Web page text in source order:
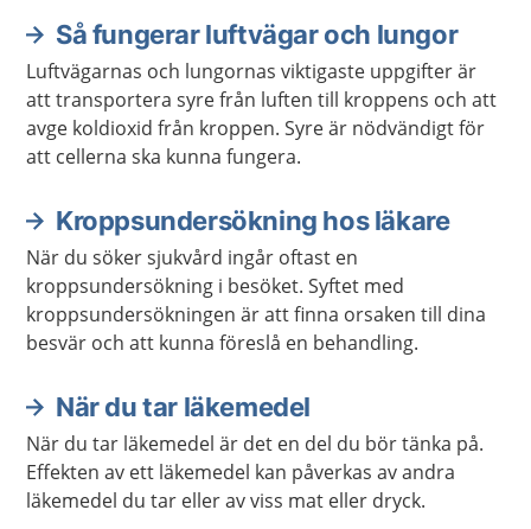
Så fungerar luftvägar och lungor
Luftvägarnas och lungornas viktigaste uppgifter är
att transportera syre från luften till kroppens och att
avge koldioxid från kroppen. Syre är nödvändigt för
att cellerna ska kunna fungera.
Kroppsundersökning hos läkare
När du söker sjukvård ingår oftast en
kroppsundersökning i besöket. Syftet med
kroppsundersökningen är att finna orsaken till dina
besvär och att kunna föreslå en behandling.
När du tar läkemedel
När du tar läkemedel är det en del du bör tänka på.
Effekten av ett läkemedel kan påverkas av andra
läkemedel du tar eller av viss mat eller dryck.